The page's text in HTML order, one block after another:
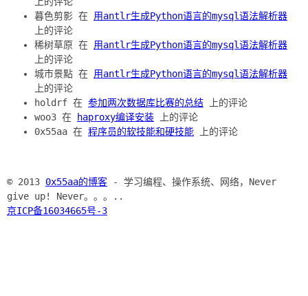
暮色剪影 在 用antlr生成Python语言的mysql语法解析器
上的评论
稀树草原 在 用antlr生成Python语言的mysql语法解析器
上的评论
城市景點 在 用antlr生成Python语言的mysql语法解析器
上的评论
holdrf 在 参加两次数据库比赛的总结 上的评论
woo3 在
haproxy编译安装 上的评论
0x55aa 在 程序员的软技能和硬技能 上的评论
© 2013 0x55aa的博客 - 学习编程、操作系统、网络，Never
give up! Never。。。..
京ICP备16034665号-3